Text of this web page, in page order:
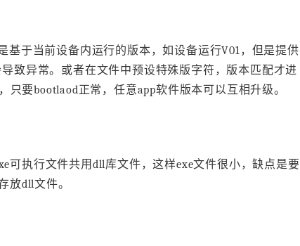
基于当前设备内运行的版本，如设备运行V01，但是提供
致异常。或者在文件中预设特殊版字符，版本匹配才进
只要bootlaod正常，任意app软件版本可以互相升级。
可执行文件共用dll库文件，这样exe文件很小，缺点是要
放dll文件。